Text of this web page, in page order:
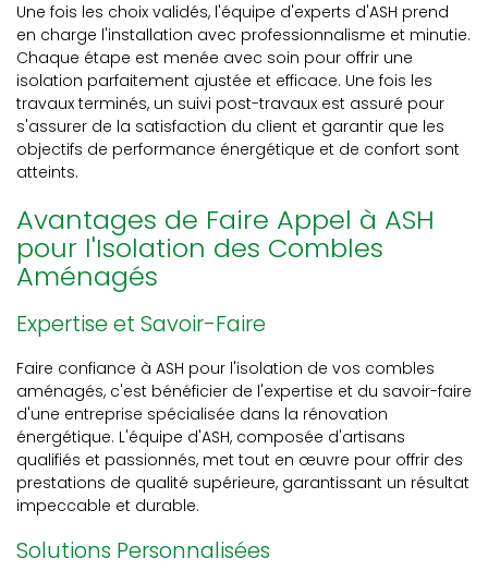
Une fois les choix validés, l'équipe d'experts d'ASH prend
en charge l'installation avec professionnalisme et minutie.
Chaque étape est menée avec soin pour offrir une
isolation parfaitement ajustée et efficace. Une fois les
travaux terminés, un suivi post-travaux est assuré pour
s'assurer de la satisfaction du client et garantir que les
objectifs de performance énergétique et de confort sont
atteints.
Avantages de Faire Appel à ASH
pour l'Isolation des Combles
Aménagés
Expertise et Savoir-Faire
Faire confiance à ASH pour l'isolation de vos combles
aménagés, c'est bénéficier de l'expertise et du savoir-faire
d'une entreprise spécialisée dans la rénovation
énergétique. L'équipe d'ASH, composée d'artisans
qualifiés et passionnés, met tout en œuvre pour offrir des
prestations de qualité supérieure, garantissant un résultat
impeccable et durable.
Solutions Personnalisées